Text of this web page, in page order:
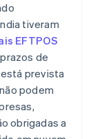
tiveram
EFTPOS
de
prevista
podem
obrigadas a